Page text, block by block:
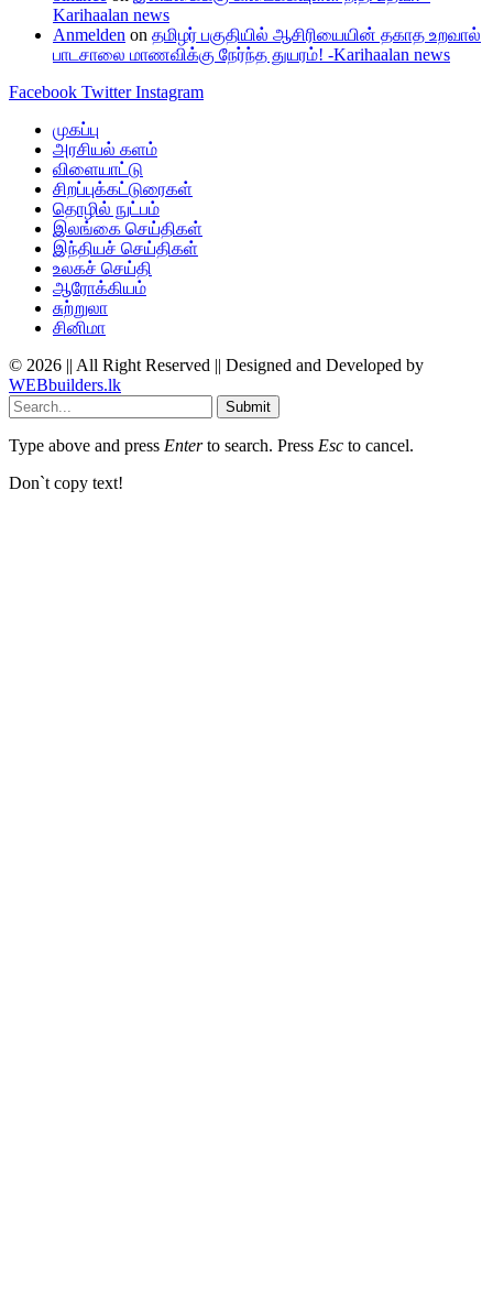
Karihaalan news
Anmelden on தமிழர் பகுதியில் ஆசிரியையின் தகாத உறவால்
பாடசாலை மாணவிக்கு நேர்ந்த துயரம்! -Karihaalan news
Facebook Twitter Instagram
முகப்பு
அரசியல் களம்
விளையாட்டு
சிறப்புக்கட்டுரைகள்
தொழில் நுட்பம்
இலங்கை செய்திகள்
இந்தியச் செய்திகள்
உலகச் செய்தி
ஆரோக்கியம்
சுற்றுலா
சினிமா
© 2026 || All Right Reserved || Designed and Developed by
WEBbuilders.lk
Submit
Type above and press Enterto search. Press Esc to cancel.
Don`t copy text!